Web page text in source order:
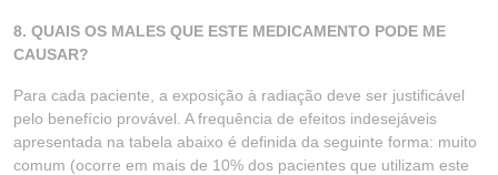
8. QUAIS OS MALES QUE ESTE MEDICAMENTO PODE ME
CAUSAR?
Para cada paciente, a exposição à radiação deve ser justificável
pelo benefício provável. A frequência de efeitos indesejáveis
apresentada na tabela abaixo é definida da seguinte forma: muito
comum (ocorre em mais de 10% dos pacientes que utilizam este